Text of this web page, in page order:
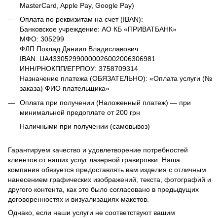
MasterCard, Apple Pay, Google Pay)
Оплата по реквизитам на счет (IBAN):
Банковское учреждение: АО КБ «ПРИВАТБАНК»
МФО: 305299
ФЛП Поклад Даниил Владиславович
IBAN: UA433052990000026002006306981
ИНН/РНОКПП/ЕГРПОУ: 3758709314
Назначение платежа (ОБЯЗАТЕЛЬНО): «Оплата услуги (№
заказа) ФИО плательщика»
Оплата при получении (Наложенный платеж) — при
минимальной предоплате от 200 грн
Наличными при получении (самовывоз)
Гарантируем качество и удовлетворение потребностей
клиентов от наших услуг лазерной гравировки. Наша
компания обязуется предоставлять вам изделия с отличным
нанесением графических изображений, текста, фотографий и
другого контента, как это было согласовано в предыдущих
договоренностях и визуализациях макетов.
Однако, если наши услуги не соответствуют вашим